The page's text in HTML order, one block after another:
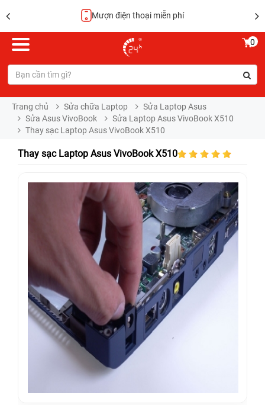
Hoàn tiền 100%
0
Trang chủ Sửa chữa Laptop
Sửa Laptop Asus
Sửa Asus VivoBook
Sửa Laptop Asus VivoBook X510
Thay sạc Laptop Asus VivoBook X510
Thay sạc Laptop Asus VivoBook X510